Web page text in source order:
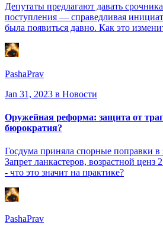
Депутаты предлагают давать
поступления — справедливая
была появиться давно. Как это
PashaPrav
Jan 31, 2023 в Новости
Оружейная реформа: защита от
бюрократия?
Госдума приняла спорные поправки в
Запрет ланкастеров, возрастной ценз
- что это значит на практике?
PashaPrav